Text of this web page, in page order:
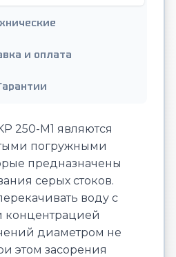
и оплата
250-M1 являются
погружными
предназначены
серых стоков.
воду с
концентрацией
диаметром не
этом засорения